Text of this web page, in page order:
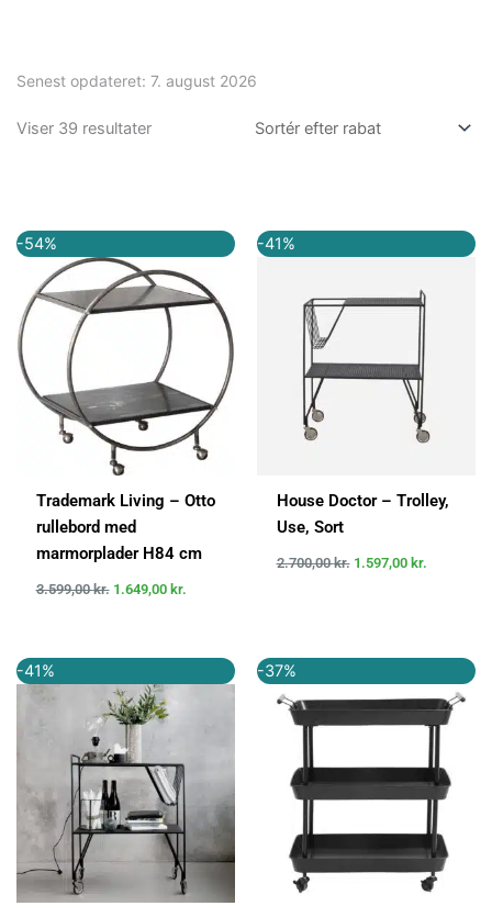
Senest opdateret: 7. august 2026
Viser 39 resultater
-54%
Trademark Living – Otto
rullebord med
marmorplader H84 cm
3.599,00kr.
oprindelige
pris
var:
3.599,00 kr..
1.649,00 kr.
aktuelle
pris
er:
1.649,00 kr..
-41%
House Doctor – Trolley,
Use, Sort
2.700,00kr.
oprindelige
var:
2.700,00 kr..
1.597,00 kr.
aktuelle
er:
1.597,00
-41%
oprindelige
pris
var:
2.699,00 kr..
aktuelle
-37%
oprindelige
pris
var:
aktuelle
pris
er:
1.614,00